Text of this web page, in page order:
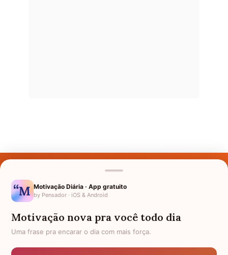
Nomes pelo Mundo
Política de Privacidade
Motivação Diária · App gratuito
by Pensador · iOS & Android
Motivação nova pra você todo dia
Uma frase pra encarar o dia com mais força.